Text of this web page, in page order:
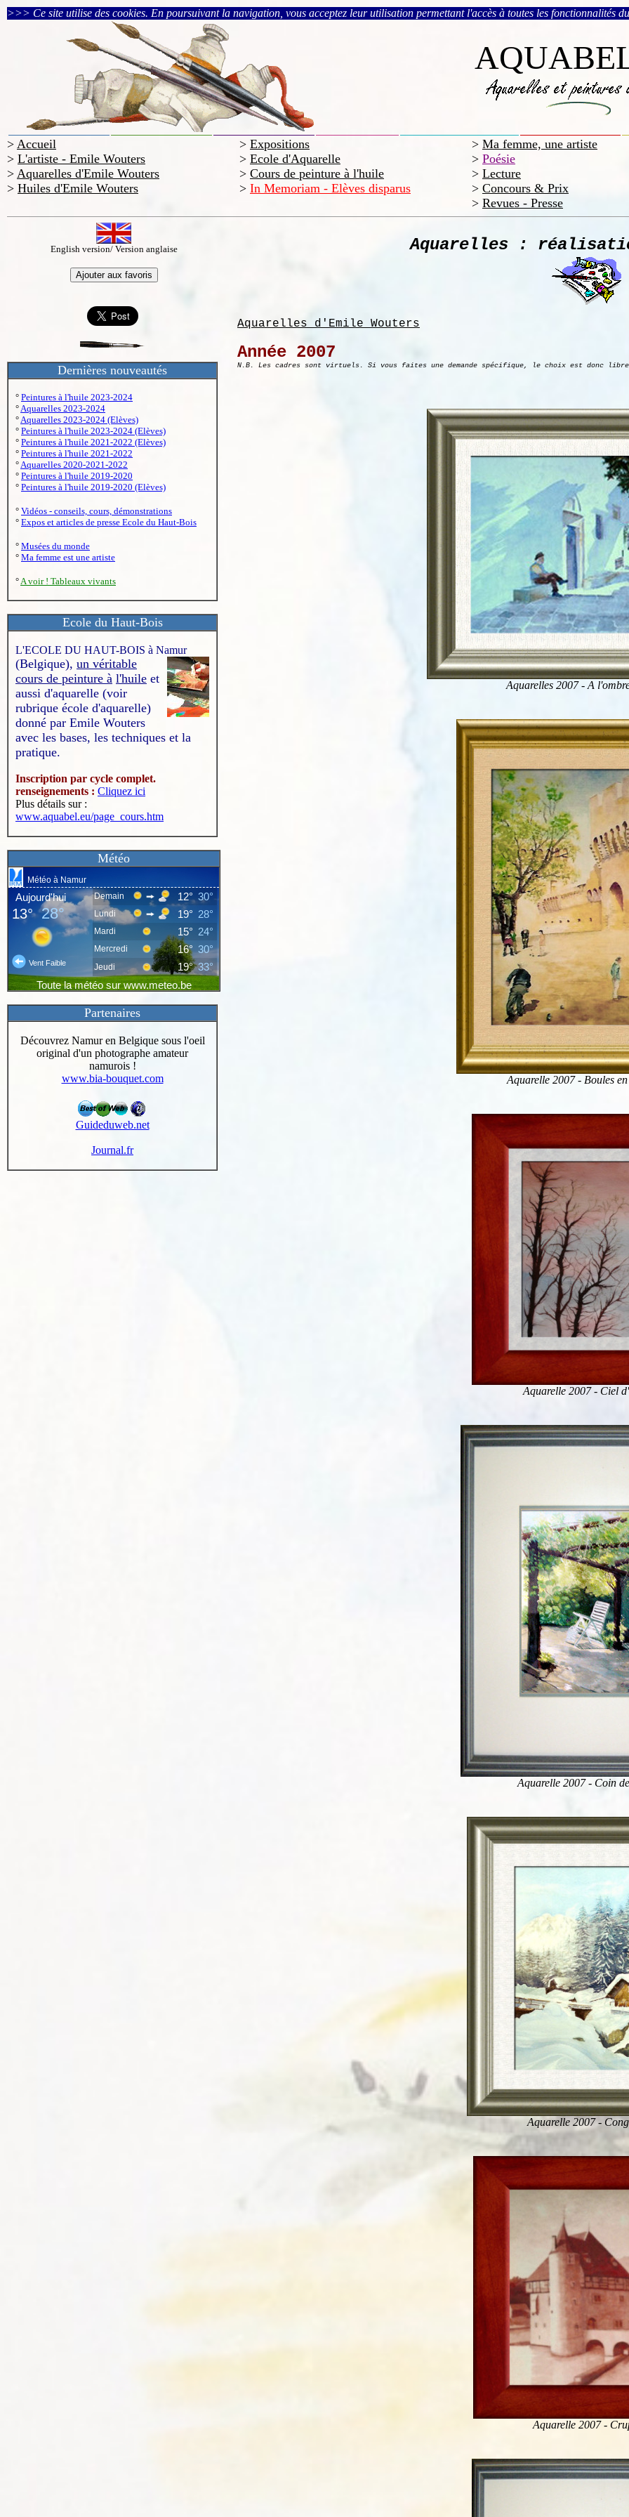
>>> Ce site utilise des cookies. En poursuivant la navigation, vous acceptez leur utilisation permettant l'accès à toutes les fonctionnalités
> Accueil
> L'artiste - Emile Wouters
> Aquarelles d'Emile Wouters
> Huiles d'Emile Wouters
> Expositions
> Ecole d'Aquarelle
> Cours de peinture à l'huile
> In Memoriam - Elèves disparus
> Ma femme, une artiste
> Poésie
> Lecture
> Concours & Prix
> Revues - Presse
English version/ Version anglaise
Dernières nouveautés
° Peintures à l'huile 2023-2024
°Aquarelles 2023-2024
°Aquarelles 2023-2024 (Elèves)
° Peintures à l'huile 2023-2024 (Elèves)
° Peintures à l'huile 2021-2022 (Elèves)
° Peintures à l'huile 2021-2022
°Aquarelles 2020-2021-2022
° Peintures à l'huile 2019-2020
° Peintures à l'huile 2019-2020 (Elèves)
° Vidéos - conseils, cours, démonstrations
° Expos et articles de presse Ecole du Haut-Bois
° Musées du monde
° Ma femme est une artiste
°A voir ! Tableaux vivants
Ecole du Haut-Bois
L'ECOLE DU HAUT-BOIS à Namur
(Belgique), un véritable
cours de peinture à l'huile et
aussi d'aquarelle (voir
rubrique école d'aquarelle)
donné par Emile Wouters
avec les bases, les techniques et la
pratique.
Inscription par cycle complet.
renseignements : Cliquez ici
Plus détails sur :
www.aquabel.eu/page_cours.htm
Météo
Partenaires
Découvrez Namur en Belgique sous l'oeil
original d'un photographe amateur
namurois !
www.bia-bouquet.com
Guideduweb.net
Journal.fr
Aquarelles :
Aquarelles d'Emile Wouters
Année 2007
N.B. Les cadres sont virtuels. Si vous faites une demande spécifique, le choix est donc
Aquarelles 2007 - A
Aquarelle 2007 - Boules
Aquarelle 2007 - Ciel
Aquarelle 2007 - Coin
Aquarelle 2007 -
Aquarelle 2007 -